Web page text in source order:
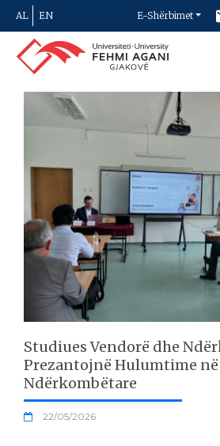
AL EN E-Shërbimet
Newsletter
Studiues Vendorë dhe
Prezantojnë Hulumtime
Ndërkombëtare
22/05/2026